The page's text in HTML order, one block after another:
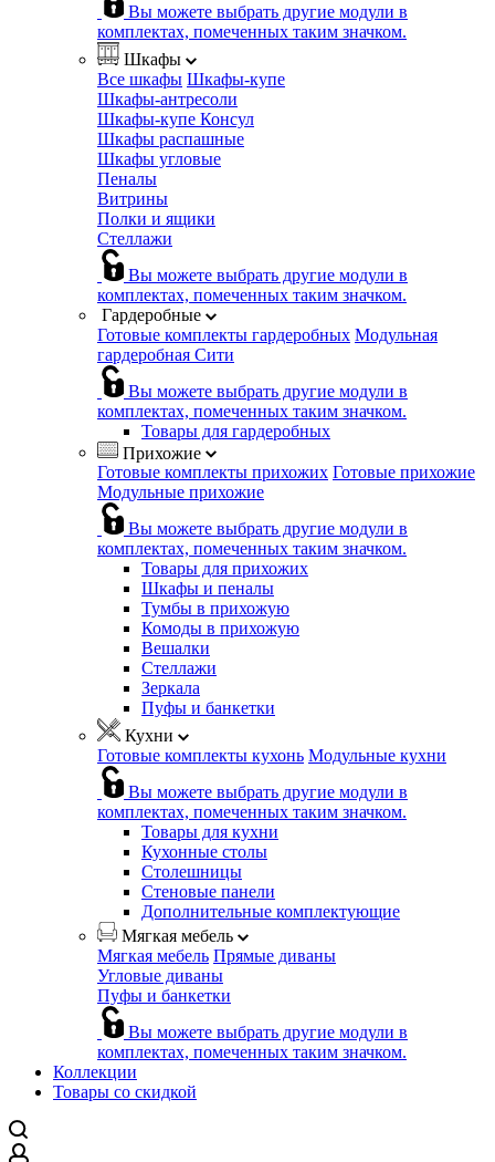
Вы можете выбрать другие модули в
комплектах, помеченных таким значком.
Шкафы
Все шкафы Шкафы-купе
Шкафы-антресоли
Шкафы-купе Консул
Шкафы распашные
Шкафы угловые
Пеналы
Витрины
Полки и ящики
Стеллажи
Вы можете выбрать другие модули в
комплектах, помеченных таким значком.
Гардеробные
Готовые комплекты гардеробных Модульная
гардеробная Сити
Вы можете выбрать другие модули в
комплектах, помеченных таким значком.
Товары для гардеробных
Прихожие
Готовые комплекты прихожих Готовые прихожие
Модульные прихожие
Вы можете выбрать другие модули в
комплектах, помеченных таким значком.
Товары для прихожих
Шкафы и пеналы
Тумбы в прихожую
Комоды в прихожую
Вешалки
Стеллажи
Зеркала
Пуфы и банкетки
Кухни
Готовые комплекты кухонь Модульные кухни
Вы можете выбрать другие модули в
комплектах, помеченных таким значком.
Товары для кухни
Кухонные столы
Столешницы
Стеновые панели
Дополнительные комплектующие
Мягкая мебель
Мягкая мебель Прямые диваны
Угловые диваны
Пуфы и банкетки
Вы можете выбрать другие модули в
комплектах, помеченных таким значком.
Коллекции
Товары со скидкой